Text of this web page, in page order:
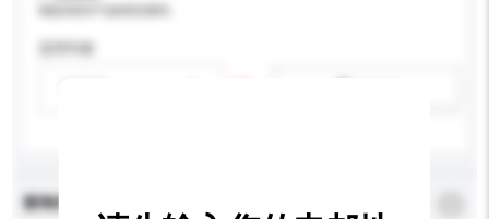
适用年龄
查询内容